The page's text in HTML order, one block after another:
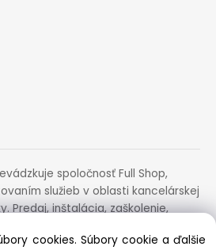
spoločnosť Full Shop,
služieb v oblasti kancelárskej
Predaj, inštalácia, zaškolenie,
cookies. Súbory cookie a ďalšie